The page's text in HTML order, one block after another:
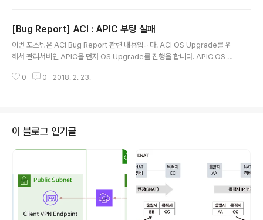
시적으로 로그인 잠금 기능 제공 사용 목적SSH, Telnet
등의 관리 포트에 대한 브루트 포스 공격 차단잘못된 패스
워드 입력을 통해 반복 로그인 시도하는 비인가 사용자 방
설정 방법login block-for attempts within block-fo
[Bug Report] ACI : APIC 부팅 실패
이번 포스팅은 ACI Bug Report 관련 내용입니다. ACI OS Upgrade를 위
해서 관리서버인 APIC을 먼저 OS Upgrade를 진행을 합니다. APIC OS 업
는 문제가 발생할 수 있습니다. 이 경우 장비에 Console을 붙여서 확인을 하면
_cpu failed(-1) to wakeup CPU#5 . . . ...
0 0 2018. 2. 23.
이 블로그 인기글